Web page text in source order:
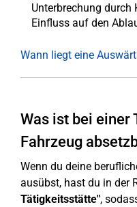
Unterbrechung durch
Einfluss auf den
Wann liegt eine
Was ist bei einer
Fahrzeug
Wenn du deine
ausübst, hast du in der
Tätigkeitsstätte",